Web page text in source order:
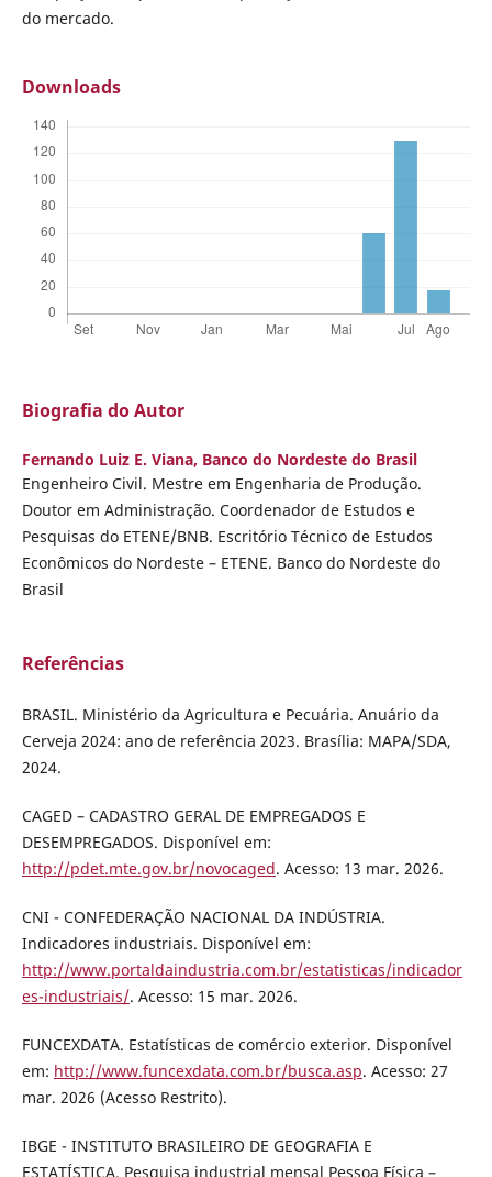
do mercado.
Downloads
Biografia do Autor
Fernando Luiz E. Viana, Banco do Nordeste do Brasil
Engenheiro Civil. Mestre em Engenharia de Produção.
Doutor em Administração. Coordenador de Estudos e
Pesquisas do ETENE/BNB. Escritório Técnico de Estudos
Econômicos do Nordeste – ETENE. Banco do Nordeste do
Brasil
Referências
BRASIL. Ministério da Agricultura e Pecuária. Anuário da
Cerveja 2024: ano de referência 2023. Brasília: MAPA/SDA,
2024.
CAGED – CADASTRO GERAL DE EMPREGADOS E
DESEMPREGADOS. Disponível em:
http://pdet.mte.gov.br/novocaged. Acesso: 13 mar. 2026.
CNI - CONFEDERAÇÃO NACIONAL DA INDÚSTRIA.
Indicadores industriais. Disponível em:
http://www.portaldaindustria.com.br/estatisticas/indicador
es-industriais/. Acesso: 15 mar. 2026.
FUNCEXDATA. Estatísticas de comércio exterior. Disponível
em: http://www.funcexdata.com.br/busca.asp. Acesso: 27
mar. 2026 (Acesso Restrito).
IBGE - INSTITUTO BRASILEIRO DE GEOGRAFIA E
ESTATÍSTICA. Pesquisa industrial mensal Pessoa Física –